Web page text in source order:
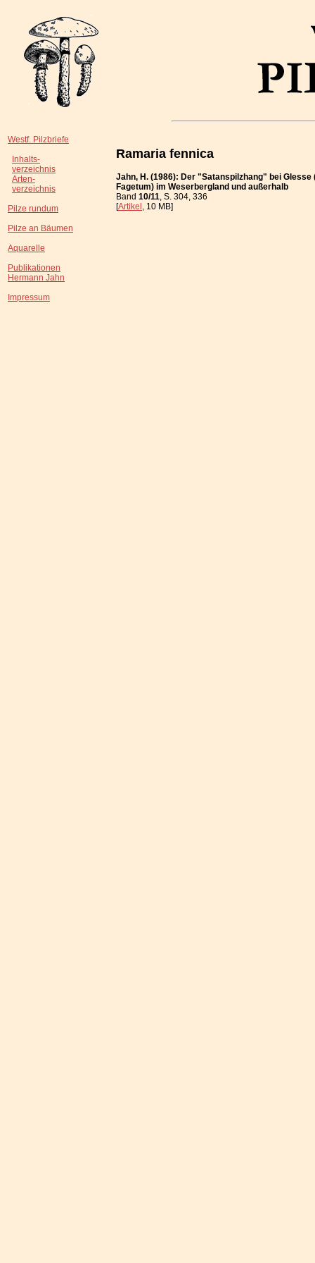
Westf. Pilzbriefe
Inhalts-
verzeichnis
Arten-
verzeichnis
Pilze rundum
Pilze an Bäumen
Aquarelle
Publikationen
Hermann Jahn
Impressum
Ramaria fennica
Jahn, H. (1986): Der "Satanspilzhang" bei
Fagetum) im Weserbergland und außerhalb
Band 10/11, S. 304, 336
[Artikel, 10 MB]